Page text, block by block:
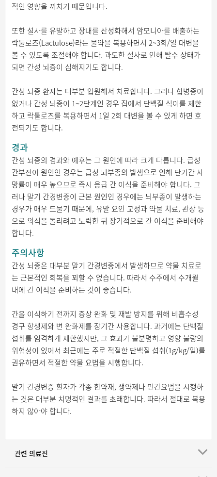
적인 영향을 끼치기 때문입니다.
또한 설사를 유발하고 장내를 산성화해서 암모니아를 배출하는
락툴로즈(Lactulose)라는 물약을 복용하면서 2~3회/일 대변을
볼 수 있도록 조절해야 합니다. 과도한 설사로 인해 탈수 상태가
되면 간성 뇌증이 심해지기도 합니다.
간성 뇌증 환자는 대부분 입원해서 치료합니다. 그러나 합병증이
없거나 간성 뇌증이 1~2단계인 경우 집에서 단백질 식이를 제한
하고 락툴로즈를 복용하면서 1일 2회 대변을 볼 수 있게 하면 호
전되기도 합니다.
경과
간성 뇌증의 경과와 예후는 그 원인에 따라 크게 다릅니다. 급성
간부전이 원인인 경우는 급성 뇌부종의 발생으로 인해 단기간 사
망률이 매우 높으므로 즉시 응급 간 이식을 준비해야 합니다. 그
러나 말기 간경변증이 근본 원인인 경우에는 뇌부종이 발생하는
경우가 매우 드물기 때문에, 유발 요인 교정과 약물 치료, 관장 등
으로 의식을 돌리려고 노력한 뒤 장기적으로 간 이식을 준비해야
합니다.
주의사항
간성 뇌증은 대부분 말기 간경변증에서 발생하므로 약물 치료로
는 근본적인 회복을 꾀할 수 없습니다. 따라서 수주에서 수개월
내에 간 이식을 준비하는 것이 좋습니다.
간을 이식하기 전까지 증상 완화 및 재발 방지를 위해 비흡수성
경구 항생제와 변 완화제를 장기간 사용합니다. 과거에는 단백질
섭취를 엄격하게 제한했지만, 그 효과가 불분명하고 영양 불량의
위험성이 있어서 최근에는 주로 적절한 단백질 섭취(1g/kg/일)를
권유하면서 적절한 약물 요법을 시행합니다.
말기 간경변증 환자가 각종 한약재, 생약제나 민간요법을 시행하
는 것은 대부분 치명적인 결과를 초래합니다. 따라서 절대로 복용
하지 않아야 합니다.
관련 의료진